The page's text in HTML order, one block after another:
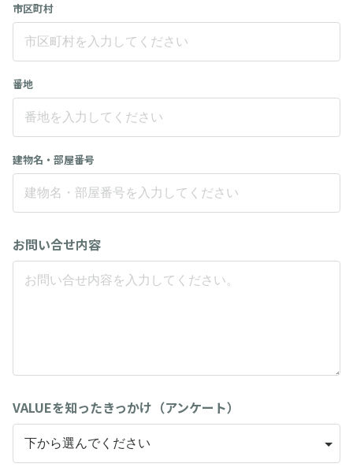
市区町村
番地
建物名・部屋番号
お問い合せ内容
VALUEを知ったきっかけ（アンケート）